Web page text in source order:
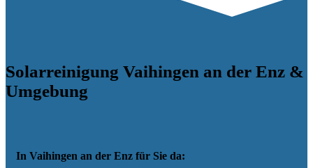
Solarreinigung Vaihingen an der Enz &
Umgebung
In Vaihingen an der Enz für Sie da: